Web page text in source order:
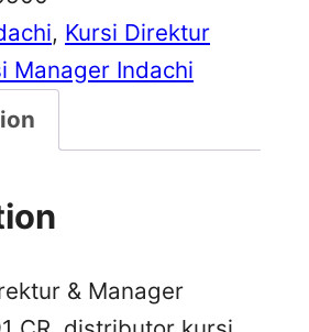
, Kursi Direktur
Manager Indachi
& Manager